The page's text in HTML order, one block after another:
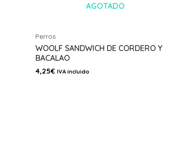
AGOTADO
Perros
WOOLF SANDWICH DE CORDERO Y
BACALAO
4,25€ IVA incluido